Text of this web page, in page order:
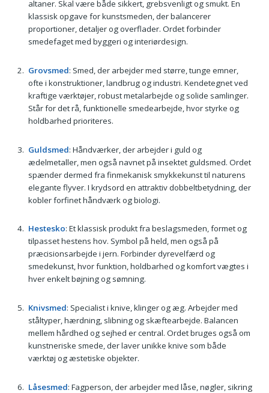
altaner. Skal være både sikkert, grebsvenligt og smukt. En
klassisk opgave for kunstsmeden, der balancerer
proportioner, detaljer og overflader. Ordet forbinder
smedefaget med byggeri og interiørdesign.
Grovsmed: Smed, der arbejder med større, tunge emner,
ofte i konstruktioner, landbrug og industri. Kendetegnet ved
kraftige værktøjer, robust metalarbejde og solide samlinger.
Står for det rå, funktionelle smedearbejde, hvor styrke og
holdbarhed prioriteres.
Guldsmed: Håndværker, der arbejder i guld og
ædelmetaller, men også navnet på insektet guldsmed. Ordet
spænder dermed fra finmekanisk smykkekunst til naturens
elegante flyver. I krydsord en attraktiv dobbeltbetydning, der
kobler forfinet håndværk og biologi.
Hestesko: Et klassisk produkt fra beslagsmeden, formet og
tilpasset hestens hov. Symbol på held, men også på
præcisionsarbejde i jern. Forbinder dyrevelfærd og
smedekunst, hvor funktion, holdbarhed og komfort vægtes i
hver enkelt bøjning og sømning.
Knivsmed: Specialist i knive, klinger og æg. Arbejder med
ståltyper, hærdning, slibning og skæftearbejde. Balancen
mellem hårdhed og sejhed er central. Ordet bruges også om
kunstneriske smede, der laver unikke knive som både
værktøj og æstetiske objekter.
Låsesmed: Fagperson, der arbejder med låse, nøgler, sikring